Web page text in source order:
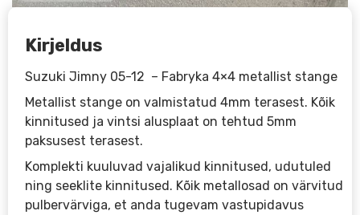
Kirjeldus
Suzuki Jimny 05-12 – Fabryka 4×4 metallist stange
Metallist stange on valmistatud 4mm terasest. Kõik
kinnitused ja vintsi alusplaat on tehtud 5mm
paksusest terasest.
Komplekti kuuluvad vajalikud kinnitused, udutuled
ning seeklite kinnitused. Kõik metallosad on värvitud
pulbervärviga, et anda tugevam vastupidavus